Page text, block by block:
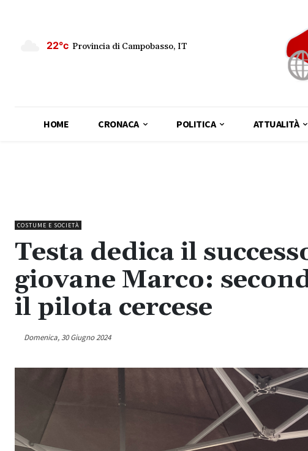
22°c Provincia di Campobasso, IT
HOME CRONACA POLITICA ATTUALITÀ
COSTUME E SOCIETÀ
Testa dedica il
giovane Marco:
il pilota cercese
Domenica, 30 Giugno 2024